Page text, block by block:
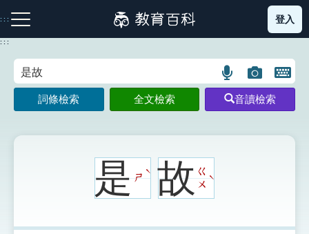
到
主
:::
注音索引圖示 筆畫索引圖示 部首索引表圖示
登入
:::
語
言
搜
圖
片
搜
開
鍵
圖
詞條檢索 全文檢索 音讀檢索
是ㄕ
ˋ 故ㄍ
ㄨ
ˋ